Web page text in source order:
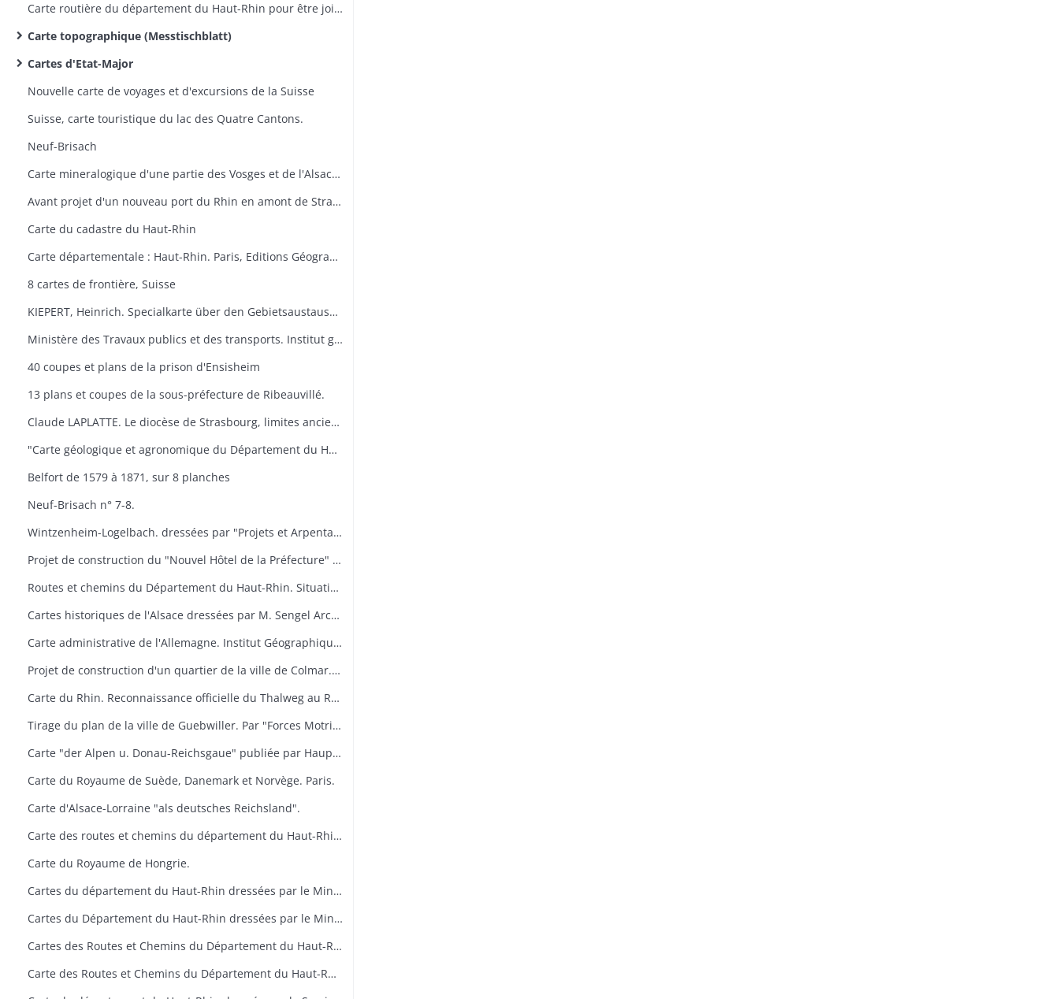
Carte routière du département du Haut-Rhin pour être jointe au projet d'une route à ouvrir entre Saint-Maurice et Sewen
Carte topographique (Messtischblatt)
Cartes d'Etat-Major
Nouvelle carte de voyages et d'excursions de la Suisse
Suisse, carte touristique du lac des Quatre Cantons.
Neuf-Brisach
Carte mineralogique d'une partie des Vosges et de l'Alsace (Thann-Guebwiller, Colmar, Neuf-Brisach)
Avant projet d'un nouveau port du Rhin en amont de Strasbourg
Carte du cadastre du Haut-Rhin
Carte départementale : Haut-Rhin. Paris, Editions Géographiques André Lesot.
8 cartes de frontière, Suisse
KIEPERT, Heinrich. Specialkarte über den Gebietsaustausch an der deutsch-französischen. Grenze nach dem Friedensvertrag von Frankfurt. Berlin, Reuier.
Ministère des Travaux publics et des transports. Institut géographique national. Cartes de Huningue n° 1 et 5.
40 coupes et plans de la prison d'Ensisheim
13 plans et coupes de la sous-préfecture de Ribeauvillé.
Claude LAPLATTE. Le diocèse de Strasbourg, limites anciennes, limites actuelles. Strasbourg
"Carte géologique et agronomique du Département du Haut-Rhin"
Belfort de 1579 à 1871, sur 8 planches
Neuf-Brisach n° 7-8.
Wintzenheim-Logelbach. dressées par "Projets et Arpentages". Albert Klein​
Projet de construction du "Nouvel Hôtel de la Préfecture" à Colmar. dressées par l'architecte du Département.
Routes et chemins du Département du Haut-Rhin. Situation en 1957. Dressées par "Ponts et Chaussées"
Cartes historiques de l'Alsace dressées par M. Sengel Archives Départementales.
Carte administrative de l'Allemagne. Institut Géographique National
Projet de construction d'un quartier de la ville de Colmar. Dressé par l'architecte municipal
Carte du Rhin. Reconnaissance officielle du Thalweg au Rhin (Limite entre Nance et Bade). Service des Travaux du Rhin
Tirage du plan de la ville de Guebwiller. Par "Forces Motrices du haut-Rhin" secteur de Guebwiller
Carte "der Alpen u. Donau-Reichsgaue" publiée par Hauptvermessungsabteilung XIV im Wien.
Carte du Royaume de Suède, Danemark et Norvège. Paris.
Carte d'Alsace-Lorraine "als deutsches Reichsland".
Carte des routes et chemins du département du Haut-Rhin. Ponts et Chaussées. Situation en 1947.
Carte du Royaume de Hongrie.
Cartes du département du Haut-Rhin dressées par le Ministère de la Reconstruction et de l'Urbanisme
Cartes du Département du Haut-Rhin dressées par le Ministère de la Reconstruction et de l'Urbanisme
Cartes des Routes et Chemins du Département du Haut-Rhin. Situation en 1955 et 1957. Ponts et Chaussées
Carte des Routes et Chemins du Département du Haut-Rhin. Situation en 1955 et 1957. Ponts et Chaussées